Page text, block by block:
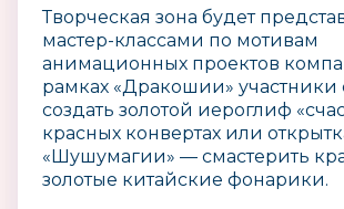
Творческая зона будет
мастер-классами по мотивам
анимационных проектов
рамках «Дракошии» участники
создать золотой иероглиф
красных конвертах или
«Шушумагии» — смастерить
золотые китайские фонарики.